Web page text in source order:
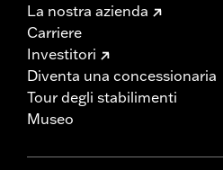
La nostra azienda
Carriere
Investitori
Diventa una concessionaria
Tour degli stabilimenti
Museo